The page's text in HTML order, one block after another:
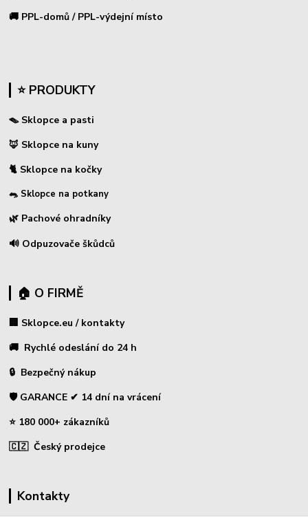
🚚 PPL-domů / PPL-výdejní místo
⭐ PRODUKTY
🪤 Sklopce a pasti
🦊 Sklopce na kuny
🐈 Sklopce na kočky
🐀 Sklopce na potkany
🌿 Pachové ohradníky
🔊 Odpuzovače škůdců
🏠 O FIRMĚ
🏢 Sklopce.eu / kontakty
🚚 Rychlé odeslání do 24 h
🔒 Bezpečný nákup
🛡️ GARANCE ✔ 14 dní na vrácení
⭐ 180 000+ zákazníků
🇨🇿 Český prodejce
Kontakty